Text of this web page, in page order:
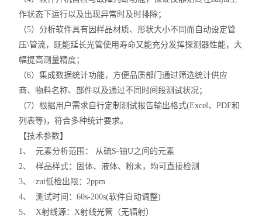
作状态下运行以及出现异常时及时排除；
（5）分析软件具有因样品材质、形状大小不同而自动设定管
压\管流，既能延长光管使用寿命又能充分发挥探测器性能，大
幅提高测量精度；
（6）集成数据统计功能，方便品质部门通过筛选统计供应
商、物料名称、部件以及通过不同时间段测试状况；
（7）根据用户需求自行定制测试报告输出格式(Excel、PDF和
列表等)，符合多种统计要求。
【技术参数】
1、 元素分析范围： 从硫S-铀U之间的元素
2、 样品样式：固体、液体、粉末，均可直接检测
3、 zui低检出限：2ppm
4、 测试时间：60s-200s(软件自动调整)
5、 X射线源：X射线光管（无辐射）